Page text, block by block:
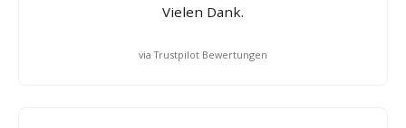
Vielen Dank.
via Trustpilot Bewertungen